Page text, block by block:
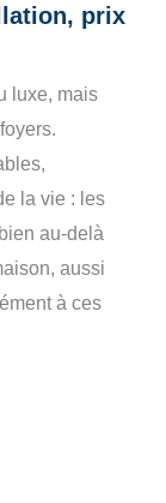
prix
luxe, mais
la vie : les
au-delà
aussi
à ces